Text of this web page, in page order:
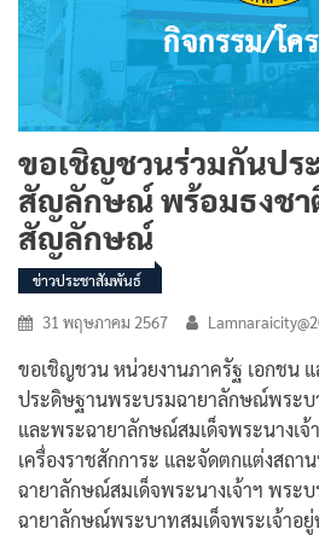
ขอเชิญชวนร่วมกันปร
สัญลักษณ์ พร้อมธงชา
สัญลักษณ์
ข่าวประชาสัมพันธ์
31 พฤษภาคม 2567
ขอเชิญชวน หน่วยงานภาครัฐ เอกชน
ประดิษฐานพระบรมฉายาลักษณ์พระบ
และพระฉายาลักษณ์สมเด็จพระนางเ
เครื่องราชสักการะ และจัดตกแต่งสถา
ฉายาลักษณ์สมเด็จพระนางเจ้าฯ พระ
ฉายาลักษณ์พระบาทสมเด็จพระเจ้าอ